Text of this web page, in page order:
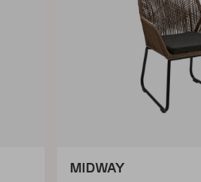
MIDWAY